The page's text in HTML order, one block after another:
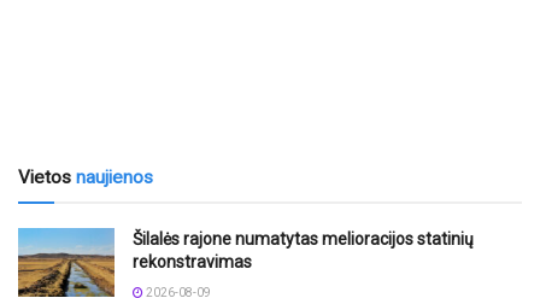
Vietos naujienos
Šilalės rajone numatytas melioracijos statinių
rekonstravimas
2026-08-09